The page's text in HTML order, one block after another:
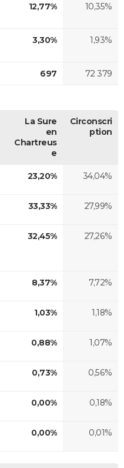
12,77% 10,35%
3,30% 1,93%
697 72 379
La Sure
en
Chartreus
e
Circonscri
ption
23,20% 34,04%
33,33% 27,99%
32,45% 27,26%
8,37% 7,72%
1,03% 1,18%
0,88% 1,07%
0,73% 0,56%
0,00% 0,18%
0,00% 0,01%